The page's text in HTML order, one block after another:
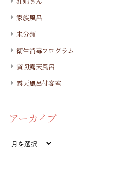
家族風呂
未分類
衛生消毒プログラム
貸切露天風呂
露天風呂付客室
アーカイブ
ア
ー